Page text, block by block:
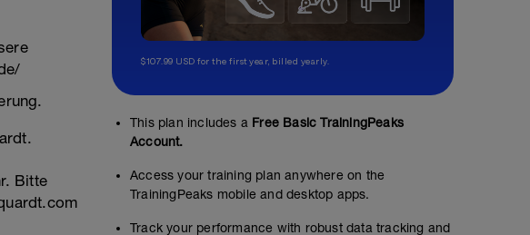
Bitte
$107.99 USD for the first year, billed yearly.
This plan includes a Free Basic TrainingPeaks
Account.
Access your training plan anywhere on the
TrainingPeaks mobile and desktop apps.
Track your performance with robust data tracking and